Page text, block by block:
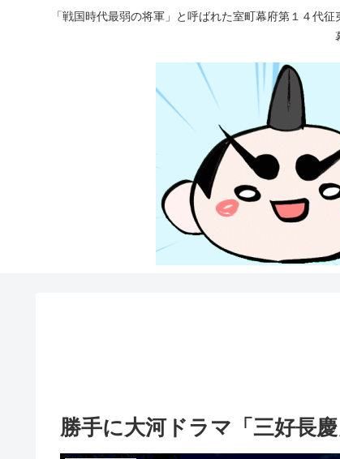
「戦国時代最弱の将軍」と呼ばれた室町幕府第１４代
勝手に大河ドラマ「三好長